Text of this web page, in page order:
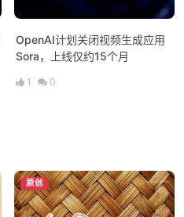
OpenAI计划关闭视频生成应用
Sora，上线仅约15个月
1 0
原创